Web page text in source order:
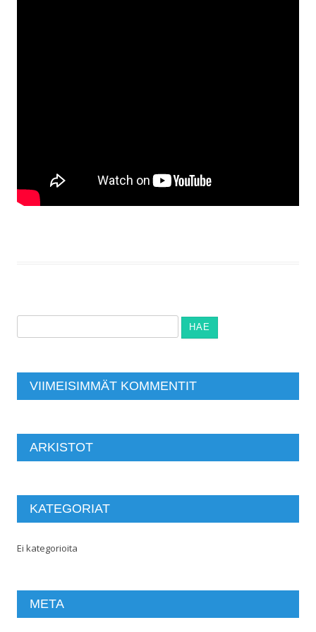
VIIMEISIMMÄT KOMMENTIT
ARKISTOT
KATEGORIAT
Ei kategorioita
META